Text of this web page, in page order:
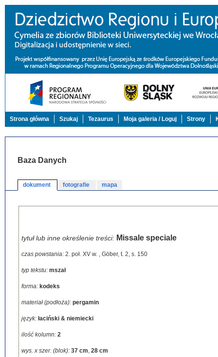
Strona główna Szukaj Tezaurus Moja galeria / Loguj Strony
Baza Danych
dokument fotografie mapa
tytuł lub inne określenie treści: Missale speciale
czas powstania: 2. poł. XV w. , Göber, t. 2, s. 150
typ tekstu: mszał
forma: kodeks
materiał (podłoża): pergamin
język: łaciński & niemiecki
ilość kolumn: 2
wys. x szer. (blok): 37 cm, 28 cm